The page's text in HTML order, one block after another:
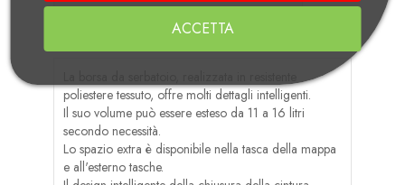
poliestere tessuto, offre molti dettagli intelligenti.
Il suo volume può essere esteso da 11 a 16 litri
secondo necessità.
Lo spazio extra è disponibile nella tasca della mappa
e all'esterno tasche.
ACCETTA